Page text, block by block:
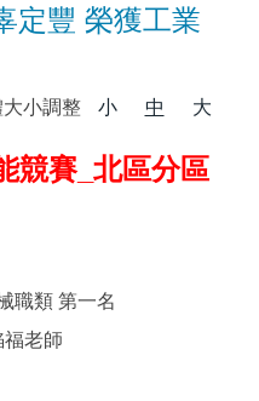
定豐 榮獲工業
小調整 小 中 大
競賽_北區分區
職類 第一名
老師